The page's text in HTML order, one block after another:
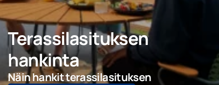
Ota yhteyttä
PYYDÄ TARJOUS
Terassilasituksen
hankinta
Näin hankit terassilasituksen